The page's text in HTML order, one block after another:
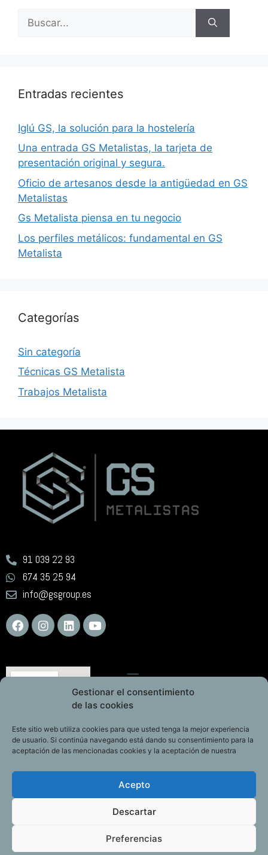
Gestionar el consentimiento
de las cookies
Este sitio web utiliza cookies para que usted tenga la mejor experiencia
de usuario. Si continúa navegando está dando su consentimiento para la
aceptación de las mencionadas cookies y la aceptación de nuestra
Acepto
Descartar
Preferencias
Entradas recientes
Iglú GS, la solución para la hostelería
Una entrada GS Metalistas, la tarjeta de
presentación original y segura.
Oficio de artesanos desde la antigüedad en GS
Metalistas
Gs Metalista piensa en tu negocio
Los perfiles metálicos: fundamental en GS
Metalista
Categorías
Sin categoría
Técnicas GS Metalista
Trabajos Metalista
91 039 22 93
674 35 25 94
info@gsgroup.es